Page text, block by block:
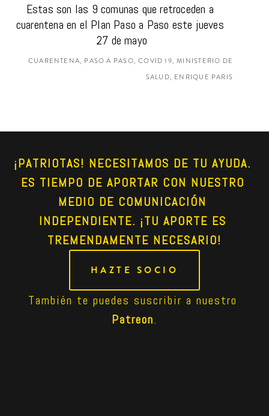
Estas son las 9 comunas que retroceden a
cuarentena en el Plan Paso a Paso este jueves
27 de mayo
CUARENTENA, PASO A PASO, COVID 19, MINISTERIO DE
SALUD, ENRIQUE PARIS
¡PATRIOTAS! NECESITAMOS DE TU AYUDA.
ES TIEMPO DE APORTAR CON NUESTRO
MEDIO DE COMUNICACIÓN
INDEPENDIENTE. ¡TU APORTE ES
TREMENDAMENTE NECESARIO!
HAZTE SOCIO
Patreon.